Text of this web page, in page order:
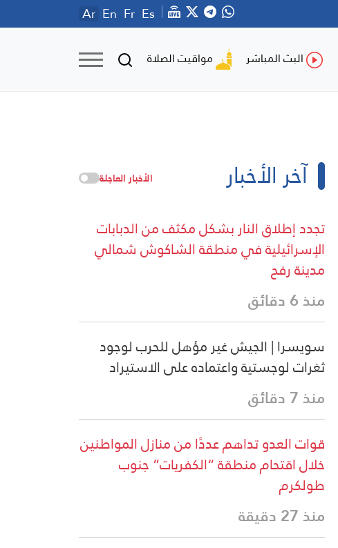
Ar En Fr Es
البث المباشر مواقيت الصلاة
آخر الأخبار الأخبار العاجلة
تجدد إطلاق النار بشكل مكثف من الدبابات
الإسرائيلية في منطقة الشاكوش شمالي
مدينة رفح
منذ 6 دقائق
سويسرا | الجيش غير مؤهل للحرب لوجود
ثغرات لوجستية واعتماده على الاستيراد
منذ 7 دقائق
قوات العدو تداهم عددًا من منازل المواطنين
خلال اقتحام منطقة “الكفريات” جنوب
طولكرم
منذ 27 دقيقة